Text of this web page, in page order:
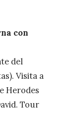
con
del
Visita a
Herodes
Tour